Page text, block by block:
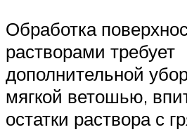
Обработка
растворами требует
дополнительной
мягкой ветошью,
остатки раствора с